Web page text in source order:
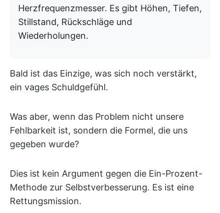
Herzfrequenzmesser. Es gibt Höhen, Tiefen,
Stillstand, Rückschläge und
Wiederholungen.
Bald ist das Einzige, was sich noch verstärkt,
ein vages Schuldgefühl.
Was aber, wenn das Problem nicht unsere
Fehlbarkeit ist, sondern die Formel, die uns
gegeben wurde?
Dies ist kein Argument gegen die Ein-Prozent-
Methode zur Selbstverbesserung. Es ist eine
Rettungsmission.